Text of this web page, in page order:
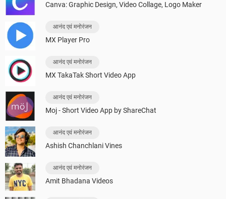
Canva: Graphic Design, Video Collage, Logo Maker
आनंद एवं मनोरंजन
MX Player Pro
आनंद एवं मनोरंजन
MX TakaTak Short Video App
आनंद एवं मनोरंजन
Moj - Short Video App by ShareChat
आनंद एवं मनोरंजन
Ashish Chanchlani Vines
आनंद एवं मनोरंजन
Amit Bhadana Videos